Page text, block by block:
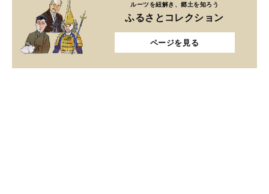
ルーツを紐解き、郷土を知ろう
ふるさとコレクション
ページを見る